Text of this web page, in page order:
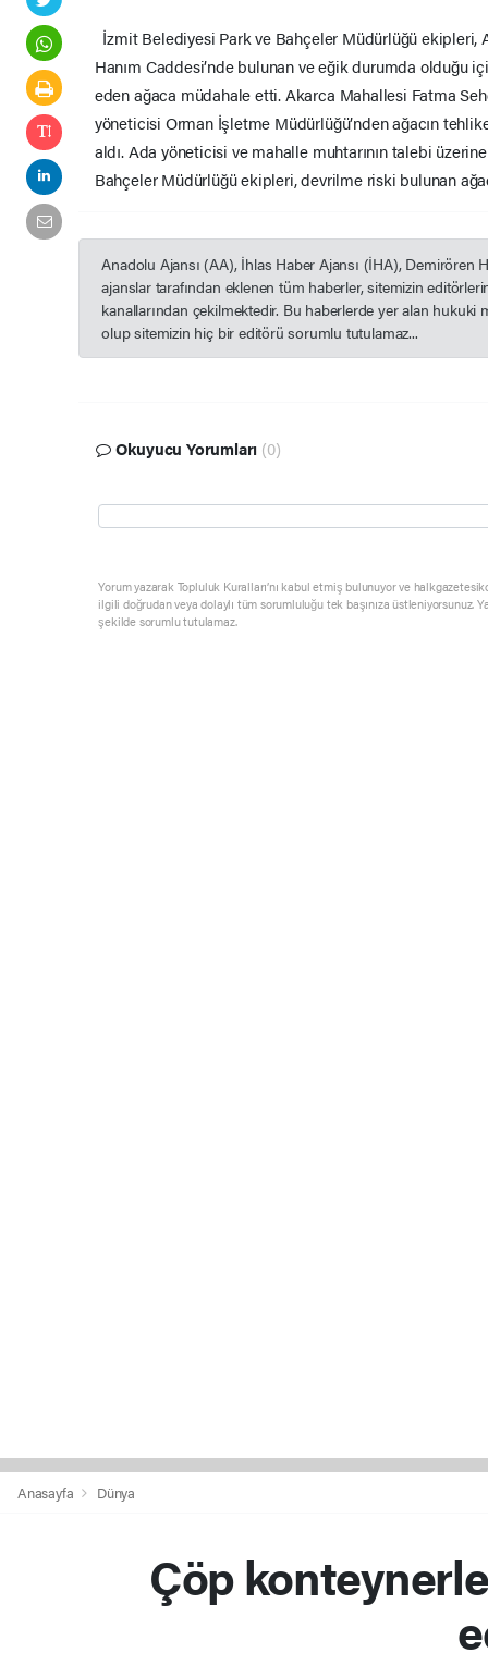
İzmit Belediyesi Park ve Bahçeler Müdürlüğü ekipleri,
Hanım Caddesi’nde bulunan ve eğik durumda olduğu
eden ağaca müdahale etti. Akarca Mahallesi Fatma
yöneticisi Orman İşletme Müdürlüğü’nden ağacın
aldı. Ada yöneticisi ve mahalle muhtarının talebi
Bahçeler Müdürlüğü ekipleri, devrilme riski bulunan
Anadolu Ajansı (AA), İhlas Haber Ajansı (İHA), Demirören
ajanslar tarafından eklenen tüm haberler, sitemizin
kanallarından çekilmektedir. Bu haberlerde yer alan hukuki
olup sitemizin hiç bir editörü sorumlu tutulamaz...
Okuyucu Yorumları (0)
Yorum yazarak Topluluk Kuralları’nı kabul etmiş bulunuyor ve
ilgili doğrudan veya dolaylı tüm sorumluluğu tek başınıza üstleniyorsunuz.
şekilde sorumlu tutulamaz.
Anasayfa Dünya
Çöp